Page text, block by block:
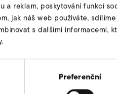
a reklam, poskytování funkcí
jak náš web používáte,
s dalšími informacemi,
Preferenční
a dmychadel s bočními
programem.